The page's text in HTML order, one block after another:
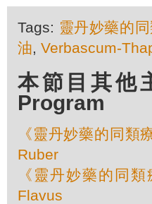
Tags: 靈丹妙藥的
油, Verbascum-
本節目其他
Program
《靈丹妙藥的同類
Ruber
《靈丹妙藥的同
Flavus